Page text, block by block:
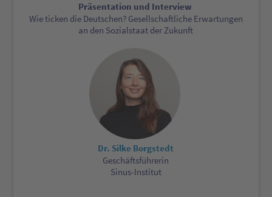
Präsentation und Interview
Wie ticken die Deutschen? Gesellschaftliche Erwartungen
an den Sozialstaat der Zukunft
Dr. Silke Borgstedt
Geschäftsführerin
Sinus-Institut